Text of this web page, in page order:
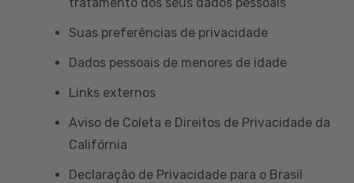
Suas preferências de privacidade
Dados pessoais de menores de idade
Links externos
Aviso de Coleta e Direitos de Privacidade da
Califórnia
Declaração de Privacidade para o Brasil